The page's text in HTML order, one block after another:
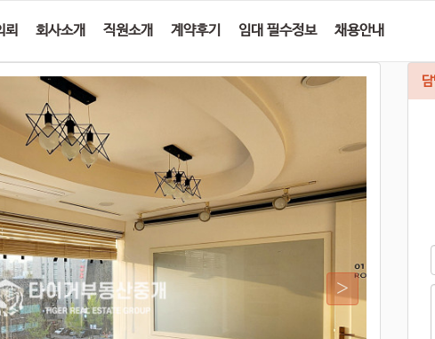
뢰 회사소개 직원소개 계약후기 임대 필수정보 채용안내